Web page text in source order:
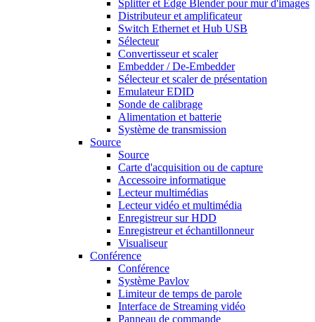
Splitter et Edge Blender pour mur d'images
Distributeur et amplificateur
Switch Ethernet et Hub USB
Sélecteur
Convertisseur et scaler
Embedder / De-Embedder
Sélecteur et scaler de présentation
Emulateur EDID
Sonde de calibrage
Alimentation et batterie
Système de transmission
Source
Source
Carte d'acquisition ou de capture
Accessoire informatique
Lecteur multimédias
Lecteur vidéo et multimédia
Enregistreur sur HDD
Enregistreur et échantillonneur
Visualiseur
Conférence
Conférence
Système Pavlov
Limiteur de temps de parole
Interface de Streaming vidéo
Panneau de commande